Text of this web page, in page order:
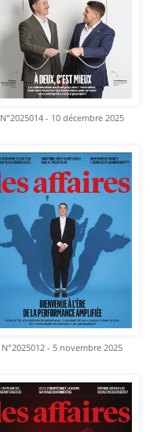
N°2025014 - 10 décembre 2025
N°2025012 - 5 novembre 2025